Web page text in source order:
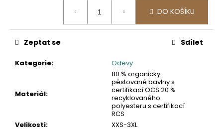
DO KOŠÍKU
Kategorie: Oděvy
Materiál:
80 % organicky
pěstované bavlny s
certifikací OCS 20 %
recyklovaného
polyesteru s certifikací
RCS
Velikosti: XXS-3XL
Zeptat se Sdílet
057,85
Kč